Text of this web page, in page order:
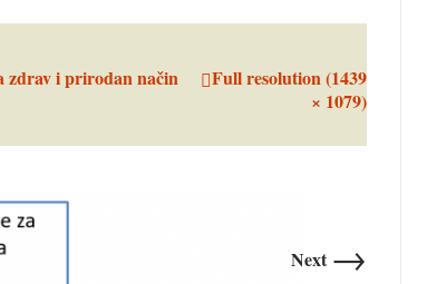
zdrav i prirodan način
Full resolution (1439
× 1079)
Next →